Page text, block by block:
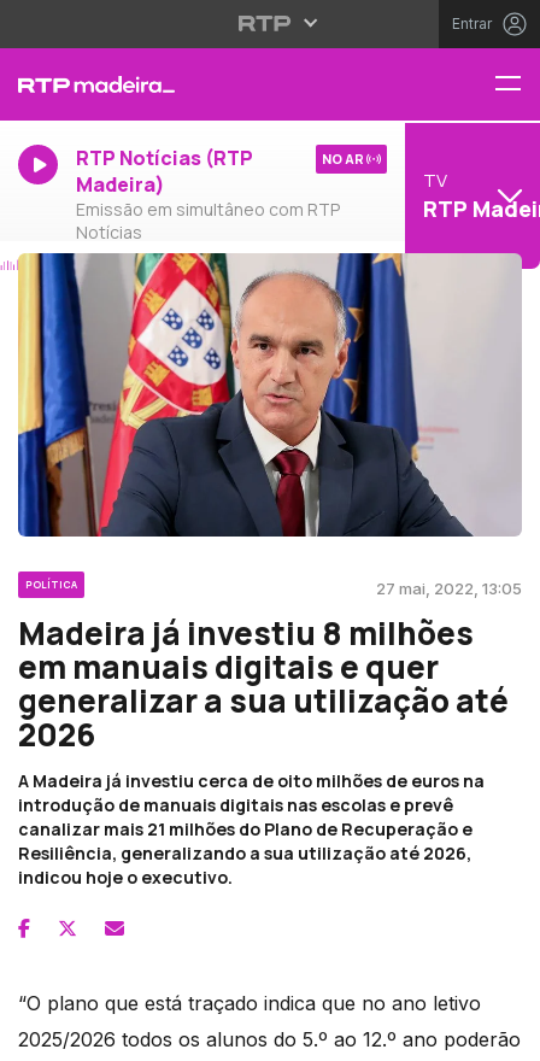
Entrar
RTP Notícias (RTP
Madeira)
Emissão em simultâneo com RTP
Notícias
NO AR
TV
RTP
POLÍTICA 27 mai, 2022, 13:05
Madeira já investiu 8 milhões
em manuais digitais e quer
generalizar a sua utilização até
2026
A Madeira já investiu cerca de oito milhões de euros na
introdução de manuais digitais nas escolas e prevê
canalizar mais 21 milhões do Plano de Recuperação e
Resiliência, generalizando a sua utilização até 2026,
indicou hoje o executivo.
“O plano que está traçado indica que no ano letivo
2025/2026 todos os alunos do 5.º ao 12.º ano poderão